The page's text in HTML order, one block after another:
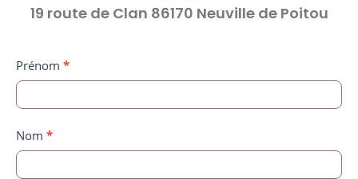
19 route de Clan 86170 Neuville de Poitou
Contact
Prénom *
Nom *